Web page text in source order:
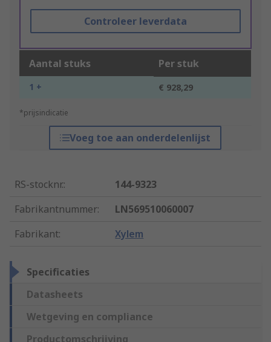
Controleer leverdata
Aantal stuks Per stuk
1 + € 928,29
*prijsindicatie
Voeg toe aan onderdelenlijst
RS-stocknr.:
144-9323
Fabrikantnummer:
LN569510060007
Fabrikant: Xylem
Specificaties
Datasheets
Wetgeving en compliance
Productomschrijving